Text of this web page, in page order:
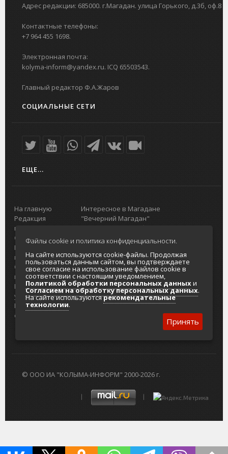
Адрес редакции: 685000. г.Магадан. улица Горького, д.3б, оф.8
Контактные телефоны:
+7 964 455 1698.
Электронная почта:
kolyma-inform@yandex.ru. ICQ 65503543.
Главный редактор Ф.А.Жаров
СОЦИАЛЬНЫЕ СЕТИ
ЕЩЕ...
На главную
Редакция
портала
О проекте
Реклама на
портале
Отзывы и
предложения
Интернет-
услуги
Разработка
сайтов
Интересное в Магадане
"Вечерний Магадан"
Городская доска объявлений
Реклама
Главный туристический портал
Колымы
Политика в отношении обработки
персональных данных
Согласие на обработку персональных
данных
© ООО ИА "КОЛЫМА-ИНФОРМ" 2000-2026 г.
Файлы cookie и политика конфиденциальности.
На сайте используются cookie-файлы. Продолжая
пользоваться данным сайтом, вы подтверждаете
свое согласие на использование файлов cookie в
соответствии с настоящим уведомлением,
Политикой обработки персональных данныхи
Согласием на обработку персональных данных.
На сайте используютсярекомендательные
технологии.
Принять